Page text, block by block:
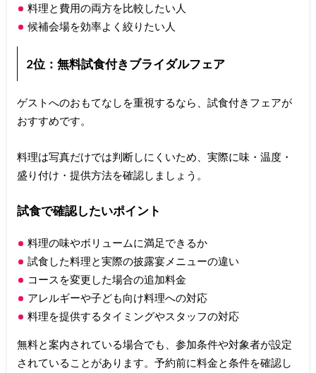
料理と費用の両方を比較したい人
候補会場を効率よく絞りたい人
2位：無料試食付きブライダルフェア
ゲストへのおもてなしを重視するなら、試食付きフェアが
おすすめです。
料理は写真だけでは判断しにくいため、実際に味・温度・
盛り付け・提供方法を確認しましょう。
試食で確認したいポイント
料理の味やボリュームに満足できるか
試食した料理と実際の披露宴メニューの違い
コースを変更した場合の追加料金
アレルギーや子ども向け料理への対応
料理を提供するタイミングやスタッフの対応
無料と案内されている場合でも、参加条件や対象者が設定
されていることがあります。予約前に料金と条件を確認し